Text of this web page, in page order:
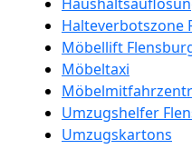
Halteverbotszone
Möbellift
Möbeltaxi
Umzugshelfer
Umzugskartons